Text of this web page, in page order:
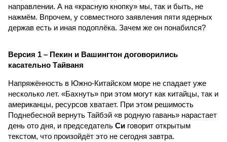
направлении. А на «красную кнопку» мы, так и быть, не
нажмём. Впрочем, у совместного заявления пяти ядерных
держав есть и иная подоплёка. Зачем же он понабился?
Версия 1 – Пекин и Вашингтон договорились
касательно Тайваня
Напряжённость в Южно-Китайском море не спадает уже
несколько лет. «Бахнуть» при этом могут как китайцы, так и
американцы, ресурсов хватает. При этом решимость
Поднебесной вернуть Тайбэй «в родную гавань» нарастает
день ото дня, и председатель Си говорит открытым
текстом, что произойдёт это не сегодня завтра.